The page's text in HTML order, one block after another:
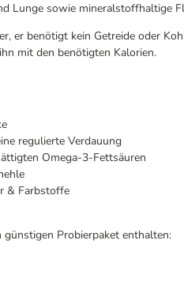
Lunge sowie mineralstoffhaltige
er benötigt kein Getreide oder
mit den benötigten Kalorien.
regulierte Verdauung
Omega-3-Fettsäuren
& Farbstoffe
Probierpaket enthalten: